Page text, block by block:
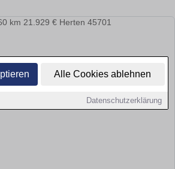
Alle Cookies ablehnen
Datenschutzerklärung